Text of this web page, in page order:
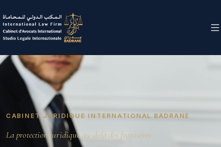
CABINET JURIDIQUE INTERNATIONAL BADRANE
La protection juridique au-delà des frontières